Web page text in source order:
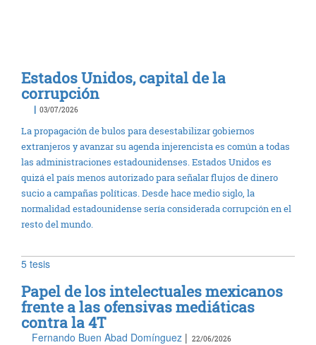
Estados Unidos, capital de la
corrupción
| 03/07/2026
La propagación de bulos para desestabilizar gobiernos
extranjeros y avanzar su agenda injerencista es común a todas
las administraciones estadounidenses. Estados Unidos es
quizá el país menos autorizado para señalar flujos de dinero
sucio a campañas políticas. Desde hace medio siglo, la
normalidad estadounidense sería considerada corrupción en el
resto del mundo.
5 tesis
Papel de los intelectuales mexicanos
frente a las ofensivas mediáticas
contra la 4T
Fernando Buen Abad Domínguez | 22/06/2026